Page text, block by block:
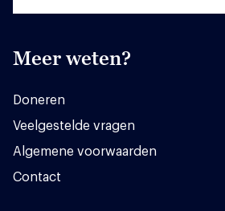
Meer weten?
Doneren
Veelgestelde vragen
Algemene voorwaarden
Contact